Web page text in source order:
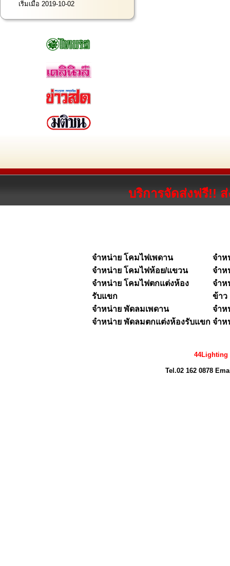
เริ่มเมื่อ 2019-10-02
บริการจัดส่งฟรี!!
จำหน่าย โคมไฟเพดาน
จำห
จำหน่าย โคมไฟห้อย/แขวน
จำห
จำหน่าย โคมไฟตกแต่งห้อง
รับแขก
จำห
ข้าว
จำหน่าย พัดลมเพดาน
จำห
จำหน่าย พัดลมตกแต่งห้องรับแขก จำห
44Lighting
Tel.02 162 0878